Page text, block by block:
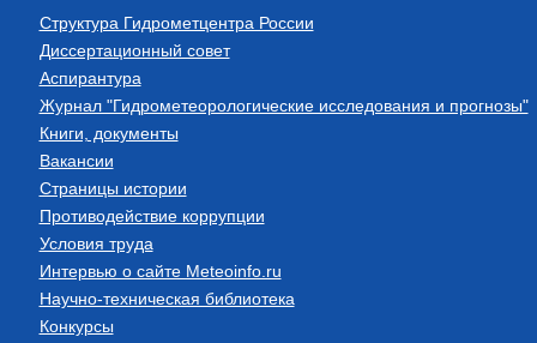
Структура Гидрометцентра России
Диссертационный совет
Аспирантура
Журнал "Гидрометеорологические исследования и прогнозы"
Книги, документы
Вакансии
Страницы истории
Противодействие коррупции
Условия труда
Интервью о сайте Meteoinfo.ru
Научно-техническая библиотека
Конкурсы